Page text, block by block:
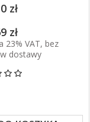
zł
zł
23% VAT, bez
dostawy